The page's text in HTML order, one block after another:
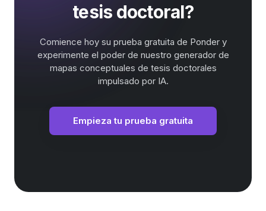
tesis doctoral?
Comience hoy su prueba gratuita de Ponder y
experimente el poder de nuestro generador de
mapas conceptuales de tesis doctorales
impulsado por IA.
Empieza tu prueba gratuita